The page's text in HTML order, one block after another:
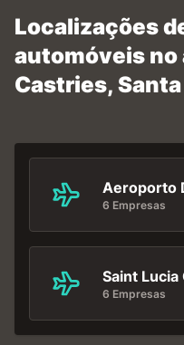
Localizações
automóveis no
Castries,
Aeroporto
6 Empresas
Saint
6 Empresas